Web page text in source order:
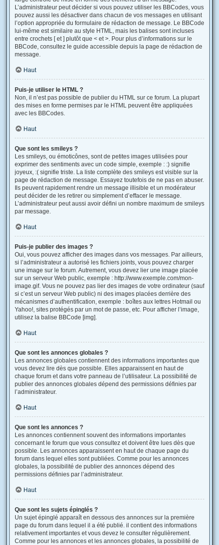
L’administrateur peut décider si vous pouvez utiliser les BBCodes, vous
pouvez aussi les désactiver dans chacun de vos messages en utilisant
l’option appropriée du formulaire de rédaction de message. Le BBCode
lui-même est similaire au style HTML, mais les balises sont incluses
entre crochets [ et ] plutôt que < et >. Pour plus d’informations sur le
BBCode, consultez le guide accessible depuis la page de rédaction de
message.
Haut
Puis-je utiliser le HTML ?
Non, il n’est pas possible de publier du HTML sur ce forum. La plupart
des mises en forme permises par le HTML peuvent être appliquées
avec les BBCodes.
Haut
Que sont les smileys ?
Les smileys, ou émoticônes, sont de petites images utilisées pour
exprimer des sentiments avec un code simple, exemple : :) signifie
joyeux, :( signifie triste. La liste complète des smileys est visible sur la
page de rédaction de message. Essayez toutefois de ne pas en abuser.
Ils peuvent rapidement rendre un message illisible et un modérateur
peut décider de les retirer ou simplement d’effacer le message.
L’administrateur peut aussi avoir défini un nombre maximum de smileys
par message.
Haut
Puis-je publier des images ?
Oui, vous pouvez afficher des images dans vos messages. Par ailleurs,
si l’administrateur a autorisé les fichiers joints, vous pouvez charger
une image sur le forum. Autrement, vous devez lier une image placée
sur un serveur Web public, exemple : http://www.exemple.com/mon-
image.gif. Vous ne pouvez pas lier des images de votre ordinateur (sauf
si c’est un serveur Web public) ni des images placées derrière des
mécanismes d’authentification, exemple : boîtes aux lettres Hotmail ou
Yahoo!, sites protégés par un mot de passe, etc. Pour afficher l’image,
utilisez la balise BBCode [img].
Haut
Que sont les annonces globales ?
Les annonces globales contiennent des informations importantes que
vous devez lire dès que possible. Elles apparaissent en haut de
chaque forum et dans votre panneau de l’utilisateur. La possibilité de
publier des annonces globales dépend des permissions définies par
l’administrateur.
Haut
Que sont les annonces ?
Les annonces contiennent souvent des informations importantes
concernant le forum que vous consultez et doivent être lues dès que
possible. Les annonces apparaissent en haut de chaque page du
forum dans lequel elles sont publiées. Comme pour les annonces
globales, la possibilité de publier des annonces dépend des
permissions définies par l’administrateur.
Haut
Que sont les sujets épinglés ?
Un sujet épinglé apparaît en dessous des annonces sur la première
page du forum dans lequel il a été publié. il contient des informations
relativement importantes et vous devez le consulter régulièrement.
Comme pour les annonces et les annonces globales, la possibilité de